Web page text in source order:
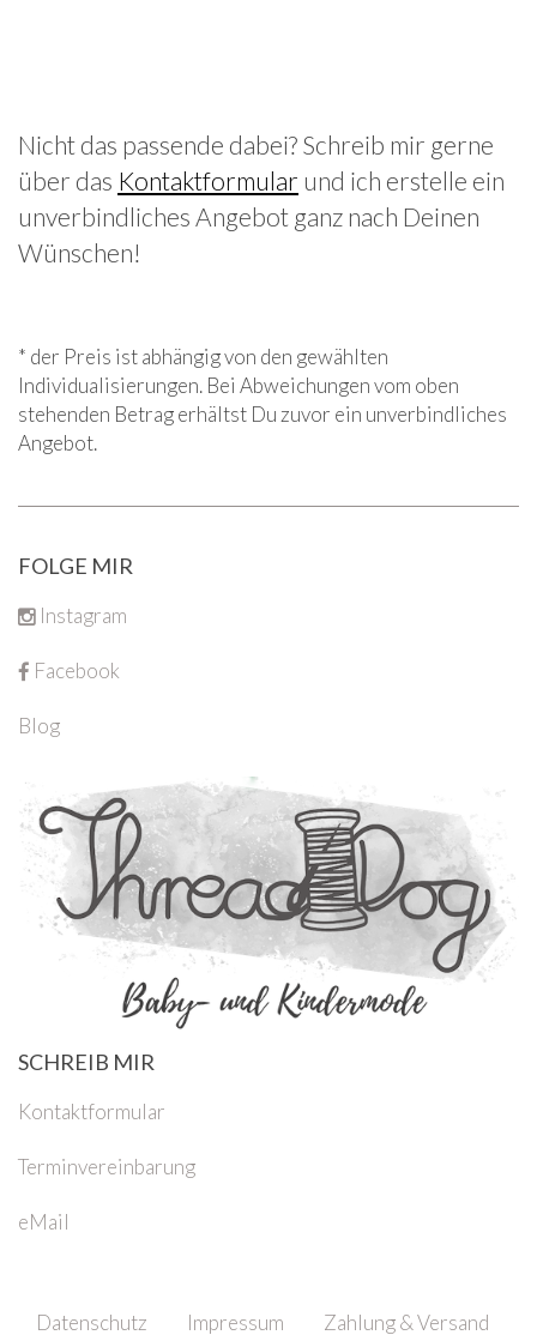
Nicht das passende dabei? Schreib mir gerne
über das Kontaktformular und ich erstelle ein
unverbindliches Angebot ganz nach Deinen
Wünschen!
* der Preis ist abhängig von den gewählten
Individualisierungen. Bei Abweichungen vom oben
stehenden Betrag erhältst Du zuvor ein unverbindliches
Angebot.
FOLGE MIR
Instagram
Facebook
Blog
SCHREIB MIR
Kontaktformular
Terminvereinbarung
eMail
Datenschutz Impressum Zahlung & Versand